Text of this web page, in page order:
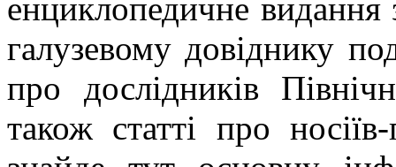
енциклопедичне
галузевому довіднику
про дослідників
також статті про